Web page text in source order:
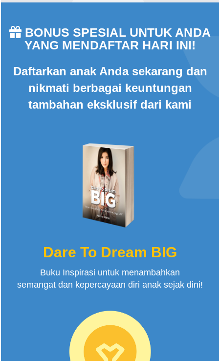
BONUS SPESIAL UNTUK ANDA
YANG MENDAFTAR HARI INI!
Daftarkan anak Anda sekarang dan
nikmati berbagai keuntungan
tambahan eksklusif dari kami
Dare To Dream BIG
Buku Inspirasi untuk menambahkan
semangat dan kepercayaan diri anak sejak dini!